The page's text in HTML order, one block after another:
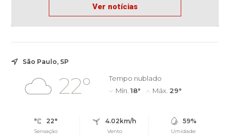
Ver notícias
São Paulo, SP
22°
Tempo nublado
Mín. 18° Máx. 29°
22°
Sensação
4.02km/h
Vento
59%
Umidade